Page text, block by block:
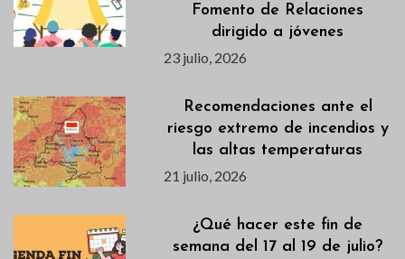
Fomento de Relaciones
dirigido a jóvenes
23 julio, 2026
Recomendaciones ante el
riesgo extremo de incendios y
las altas temperaturas
21 julio, 2026
¿Qué hacer este fin de
semana del 17 al 19 de julio?